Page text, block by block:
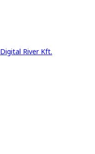
Digital River Kft.